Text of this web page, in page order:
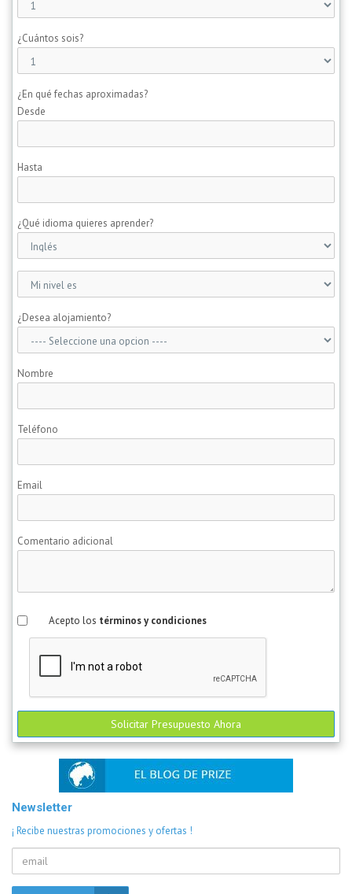
¿Cuántos sois?
¿En qué fechas aproximadas?
Desde
Hasta
¿Qué idioma quieres aprender?
¿Desea alojamiento?
Nombre
Teléfono
Email
Comentario adicional
Acepto los términos y condiciones
Solicitar Presupuesto Ahora
Newsletter
¡ Recibe nuestras promociones y ofertas !